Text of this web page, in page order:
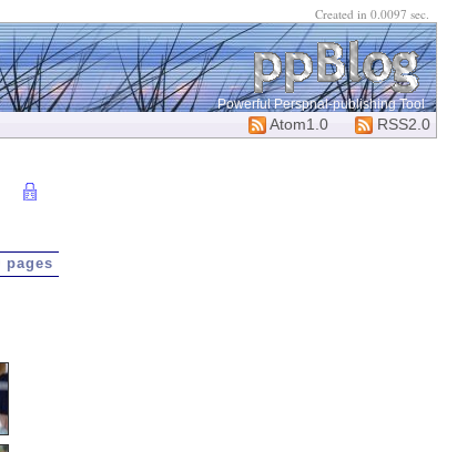
Powerful Perspnal-publishing Tool
RSS2.0
Atom1.0
pages
Created in 0.0097 sec.